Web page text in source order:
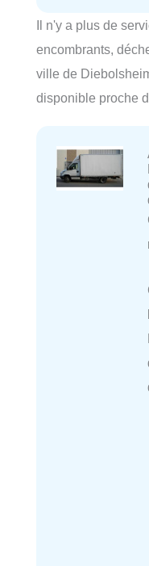
Il n'y a plus de
encombrants,
ville de
disponible proche